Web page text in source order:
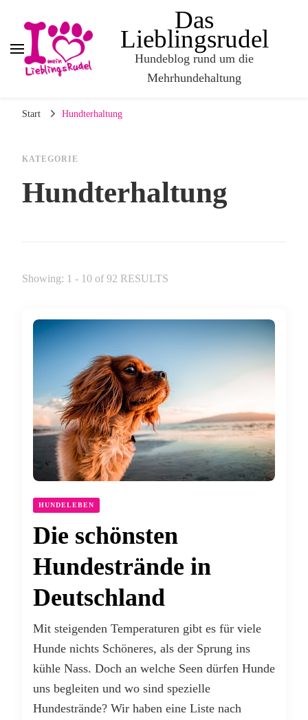
Das
Lieblingsrudel
Hundeblog rund um die
Mehrhundehaltung
Start Hundterhaltung
KATEGORIE
Hundterhaltung
Showing: 1 - 10 of 92 RESULTS
HUNDELEBEN
Die schönsten
Hundestrände in
Deutschland
Mit steigenden Temperaturen gibt es für viele
Hunde nichts Schöneres, als der Sprung ins
kühle Nass. Doch an welche Seen dürfen Hunde
uns begleiten und wo sind spezielle
Hundestrände? Wir haben eine Liste nach